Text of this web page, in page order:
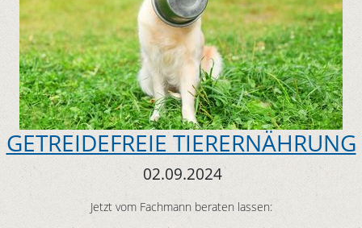
GETREIDEFREIE TIERERNÄHRUNG
02.09.2024
Jetzt vom Fachmann beraten lassen: